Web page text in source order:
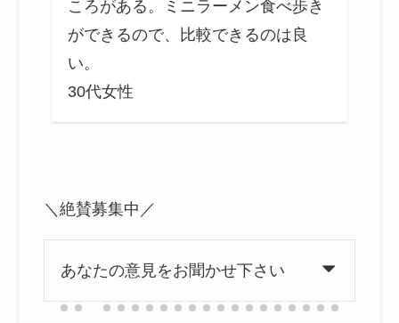
ころがある。ミニラーメン食べ歩き
ができるので、比較できるのは良
い。
30代女性
＼絶賛募集中／
あなたの意見をお聞かせ下さい